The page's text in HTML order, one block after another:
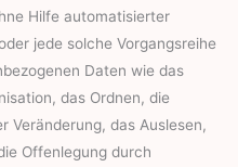
Hilfe automatisierter
jede solche Vorgangsreihe
Daten wie das
das Ordnen, die
Veränderung, das Auslesen,
Offenlegung durch